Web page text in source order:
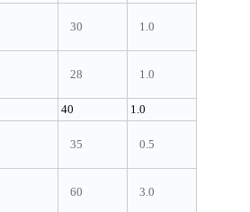
30 1.0
28 1.0
40 1.0
35 0.5
60 3.0